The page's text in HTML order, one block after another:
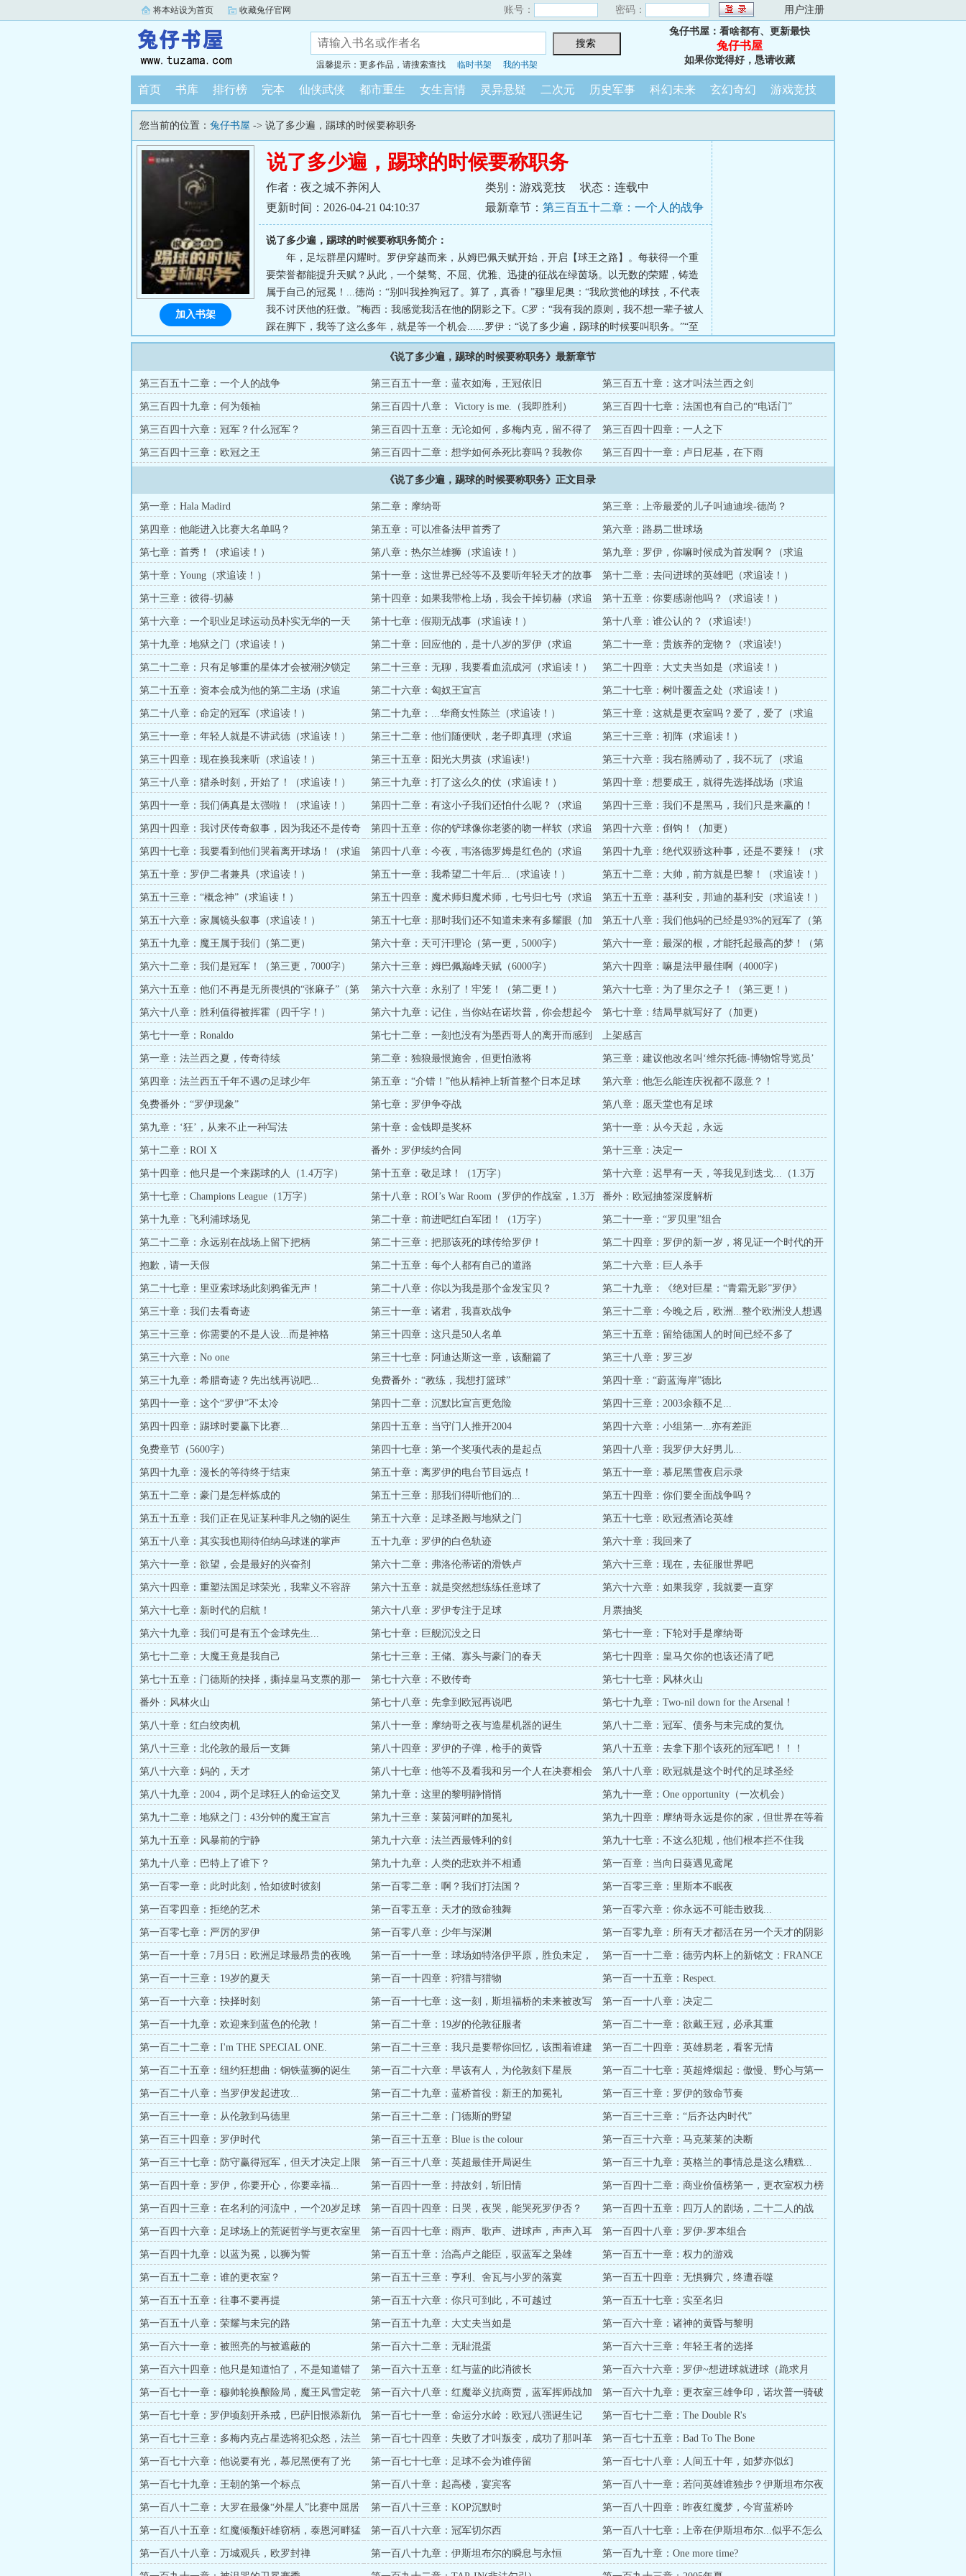
将本站设为首页 收藏兔仔官网 账号： 密码： 用户注册
温馨提示：更多作品，请搜索查找 临时书架 我的书架
兔仔书屋：看啥都有、更新最快
兔仔书屋
如果你觉得好，恳请收藏
首页 书库 排行榜 完本 仙侠武侠 都市重生 女生言情 灵异悬疑 二次元 历史军事 科幻未来 玄幻奇幻 游戏竞技
您当前的位置： 兔仔书屋 -> 说了多少遍，踢球的时候要称职务
说了多少遍，踢球的时候要称职务
作者：夜之城不养闲人 类别：游戏竞技
状态：连载中
更新时间：2026-04-21 04:10:37
最新章节： 第三百五十二章：一个人的战争
说了多少遍，踢球的时候要称职务简介：
年，足坛群星闪耀时。罗伊穿越而来，从姆巴佩天赋开始，开启【球王之路】。每获得一个重
要荣誉都能提升天赋？从此，一个桀骜、不屈、优雅、迅捷的征战在绿茵场。以无数的荣耀，铸造
属于自己的冠冕！...德尚：“别叫我拴狗冠了。算了，真香！”穆里尼奥：“我欣赏他的球技，不代表
我不讨厌他的狂傲。”梅西：我感觉我活在他的阴影之下。C罗：“我有我的原则，我不想一辈子被人
踩在脚下，我等了这么多年，就是等一个机会......罗伊：“说了多少遍，踢球的时候要叫职务。”“至
于梅罗，他两可以竞争副GOAT。”“足球世界的生态！”...
加入书架
《说了多少遍，踢球的时候要称职务》最新章节
第三百五十二章：一个人的战争 第三百五十一章：蓝衣如海，王冠依旧 第三百五十章：这才叫法兰西之剑
第三百四十九章：何为领袖 第三百四十八章： Victory is me.（我即胜利） 第三百四十七章：法国也有自己的“电话门”
第三百四十六章：冠军？什么冠军？ 第三百四十五章：无论如何，多梅内克，留不得了 第三百四十四章：一人之下
第三百四十三章：欧冠之王
第三百四十二章：想学如何杀死比赛吗？我教你
第三百四十一章：卢日尼基，在下雨
《说了多少遍，踢球的时候要称职务》正文目录
第一章：Hala Madird 第二章：摩纳哥 第三章：上帝最爱的儿子叫迪迪埃-德尚？
第四章：他能进入比赛大名单吗？ 第五章：可以准备法甲首秀了 第六章：路易二世球场
第七章：首秀！（求追读！） 第八章：热尔兰雄狮（求追读！）
第九章：罗伊，你嘛时候成为首发啊？（求追
读！）
第十章：Young（求追读！）
第十一章：这世界已经等不及要听年轻天才的故事
了（求追读！）
第十二章：去问进球的英雄吧（求追读！）
第十三章：彼得-切赫
第十四章：如果我带枪上场，我会干掉切赫（求追
读！）
第十五章：你要感谢他吗？（求追读！）
第十六章：一个职业足球运动员朴实无华的一天
（求追读！）
第十七章：假期无战事（求追读！） 第十八章：谁公认的？（求追读!）
第十九章：地狱之门（求追读！）
第二十章：回应他的，是十八岁的罗伊（求追
读！）
第二十一章：贵族养的宠物？（求追读!）
第二十二章：只有足够重的星体才会被潮汐锁定
（求追读！）
第二十三章：无聊，我要看血流成河（求追读！） 第二十四章：大丈夫当如是（求追读！）
第二十五章：资本会成为他的第二主场（求追
读！）
第二十六章：匈奴王宣言 第二十七章：树叶覆盖之处（求追读！）
第二十八章：命定的冠军（求追读！） 第二十九章：...华裔女性陈兰（求追读！）
第三十章：这就是更衣室吗？爱了，爱了（求追
读！）
第三十一章：年轻人就是不讲武德（求追读！）
第三十二章：他们随便吠，老子即真理（求追
读！）
第三十三章：初阵（求追读！）
第三十四章：现在换我来听（求追读！） 第三十五章：阳光大男孩（求追读!）
第三十六章：我右胳膊动了，我不玩了（求追
读！）
第三十八章：猎杀时刻，开始了！（求追读！） 第三十九章：打了这么久的仗（求追读！）
第四十章：想要成王，就得先选择战场（求追
读！）
第四十一章：我们俩真是太强啦！（求追读！）
第四十二章：有这小子我们还怕什么呢？（求追
读！）
第四十三章：我们不是黑马，我们只是来赢的！
（求追读！）
第四十四章：我讨厌传奇叙事，因为我还不是传奇
（求追读！）
第四十五章：你的铲球像你老婆的吻一样软（求追
读！）
第四十六章：倒钩！（加更）
第四十七章：我要看到他们哭着离开球场！（求追
读！）
第四十八章：今夜，韦洛德罗姆是红色的（求追
读！）
第四十九章：绝代双骄这种事，还是不要辣！（求
追读！）
第五十章：罗伊二者兼具（求追读！） 第五十一章：我希望二十年后...（求追读！） 第五十二章：大帅，前方就是巴黎！（求追读！）
第五十三章：“概念神”（求追读！）
第五十四章：魔术师归魔术师，七号归七号（求追
读！）
第五十五章：基利安，邦迪的基利安（求追读！）
第五十六章：家属镜头叙事（求追读！）
第五十七章：那时我们还不知道未来有多耀眼（加
更！）
第五十八章：我们他妈的已经是93%的冠军了（第
一更）
第五十九章：魔王属于我们（第二更） 第六十章：天可汗理论（第一更，5000字）
第六十一章：最深的根，才能托起最高的梦！（第
二更，5000字）
第六十二章：我们是冠军！（第三更，7000字） 第六十三章：姆巴佩巅峰天赋（6000字） 第六十四章：嘛是法甲最佳啊（4000字）
第六十五章：他们不再是无所畏惧的“张麻子”（第
一更！）
第六十六章：永别了！牢笼！（第二更！） 第六十七章：为了里尔之子！（第三更！）
第六十八章：胜利值得被挥霍（四千字！）
第六十九章：记住，当你站在诺坎普，你会想起今
晚（八千字）
第七十章：结局早就写好了（加更）
第七十一章：Ronaldo
第七十二章：一刻也没有为墨西哥人的离开而感到
哀悼...
上架感言
第一章：法兰西之夏，传奇待续 第二章：独狼最恨施舍，但更怕激将 第三章：建议他改名叫‘维尔托德-博物馆导览员’
第四章：法兰西五千年不遇の足球少年 第五章：“介错！”他从精神上斩首整个日本足球 第六章：他怎么能连庆祝都不愿意？！
免费番外：“罗伊现象” 第七章：罗伊争夺战 第八章：愿天堂也有足球
第九章：‘狂’，从来不止一种写法 第十章：金钱即是奖杯 第十一章：从今天起，永远
第十二章：ROI X 番外：罗伊续约合同 第十三章：决定一
第十四章：他只是一个来踢球的人（1.4万字） 第十五章：敬足球！（1万字）
第十六章：迟早有一天，等我见到迭戈...（1.3万
字）
第十七章：Champions League（1万字）
第十八章：ROI’s War Room（罗伊的作战室，1.3万
字）
番外：欧冠抽签深度解析
第十九章：飞利浦球场见 第二十章：前进吧红白军团！（1万字） 第二十一章：“罗贝里”组合
第二十二章：永远别在战场上留下把柄 第二十三章：把那该死的球传给罗伊！
第二十四章：罗伊的新一岁，将见证一个时代的开
启？！
抱歉，请一天假 第二十五章：每个人都有自己的道路 第二十六章：巨人杀手
第二十七章：里亚索球场此刻鸦雀无声！ 第二十八章：你以为我是那个金发宝贝？ 第二十九章：《绝对巨星：“青霜无影”罗伊》
第三十章：我们去看奇迹 第三十一章：诸君，我喜欢战争
第三十二章：今晚之后，欧洲...整个欧洲没人想遇
到我们
第三十三章：你需要的不是人设...而是神格 第三十四章：这只是50人名单 第三十五章：留给德国人的时间已经不多了
第三十六章：No one 第三十七章：阿迪达斯这一章，该翻篇了 第三十八章：罗三岁
第三十九章：希腊奇迹？先出线再说吧... 免费番外：“教练，我想打篮球” 第四十章：“蔚蓝海岸”德比
第四十一章：这个“罗伊”不太冷 第四十二章：沉默比宣言更危险 第四十三章：2003余额不足...
第四十四章：踢球时要赢下比赛... 第四十五章：当守门人推开2004 第四十六章：小组第一...亦有差距
免费章节（5600字） 第四十七章：第一个奖项代表的是起点 第四十八章：我罗伊大好男儿...
第四十九章：漫长的等待终于结束 第五十章：离罗伊的电台节目远点！ 第五十一章：慕尼黑雪夜启示录
第五十二章：豪门是怎样炼成的 第五十三章：那我们得听他们的... 第五十四章：你们要全面战争吗？
第五十五章：我们正在见证某种非凡之物的诞生 第五十六章：足球圣殿与地狱之门 第五十七章：欧冠煮酒论英雄
第五十八章：其实我也期待伯纳乌球迷的掌声 五十九章：罗伊的白色轨迹 第六十章：我回来了
第六十一章：欲望，会是最好的兴奋剂 第六十二章：弗洛伦蒂诺的滑铁卢 第六十三章：现在，去征服世界吧
第六十四章：重塑法国足球荣光，我辈义不容辞 第六十五章：就是突然想练练任意球了 第六十六章：如果我穿，我就要一直穿
第六十七章：新时代的启航！ 第六十八章：罗伊专注于足球 月票抽奖
第六十九章：我们可是有五个金球先生... 第七十章：巨舰沉没之日 第七十一章：下轮对手是摩纳哥
第七十二章：大魔王竟是我自己 第七十三章：王储、寡头与豪门的春天 第七十四章：皇马欠你的也该还清了吧
第七十五章：门德斯的抉择，撕掉皇马支票的那一
刻
第七十六章：不败传奇 第七十七章：风林火山
番外：风林火山 第七十八章：先拿到欧冠再说吧 第七十九章：Two-nil down for the Arsenal！
第八十章：红白绞肉机 第八十一章：摩纳哥之夜与造星机器的诞生 第八十二章：冠军、债务与未完成的复仇
第八十三章：北伦敦的最后一支舞 第八十四章：罗伊的子弹，枪手的黄昏 第八十五章：去拿下那个该死的冠军吧！！！
第八十六章：妈的，天才 第八十七章：他等不及看我和另一个人在决赛相会 第八十八章：欧冠就是这个时代的足球圣经
第八十九章：2004，两个足球狂人的命运交叉 第九十章：这里的黎明静悄悄 第九十一章：One opportunity（一次机会）
第九十二章：地狱之门：43分钟的魔王宣言 第九十三章：莱茵河畔的加冕礼
第九十四章：摩纳哥永远是你的家，但世界在等着
你
第九十五章：风暴前的宁静 第九十六章：法兰西最锋利的剑 第九十七章：不这么犯规，他们根本拦不住我
第九十八章：巴特上了谁下？ 第九十九章：人类的悲欢并不相通 第一百章：当向日葵遇见鸢尾
第一百零一章：此时此刻，恰如彼时彼刻 第一百零二章：啊？我们打法国？ 第一百零三章：里斯本不眠夜
第一百零四章：拒绝的艺术 第一百零五章：天才的致命独舞 第一百零六章：你永远不可能击败我...
第一百零七章：严厉的罗伊 第一百零八章：少年与深渊
第一百零九章：所有天才都活在另一个天才的阴影
里
第一百一十章：7月5日：欧洲足球最昂贵的夜晚
第一百一十一章：球场如特洛伊平原，胜负未定，
诸神沉默
第一百一十二章：德劳内杯上的新铭文：FRANCE
2004
第一百一十三章：19岁的夏天 第一百一十四章：狩猎与猎物 第一百一十五章：Respect.
第一百一十六章：抉择时刻
第一百一十七章：这一刻，斯坦福桥的未来被改写
了
第一百一十八章：决定二
第一百一十九章：欢迎来到蓝色的伦敦！ 第一百二十章：19岁的伦敦征服者 第一百二十一章：欲戴王冠，必承其重
第一百二十二章：I'm THE SPECIAL ONE.
第一百二十三章：我只是要帮你回忆，该围着谁建
队
第一百二十四章：英雄易老，看客无情
第一百二十五章：纽约狂想曲：钢铁蓝狮的诞生 第一百二十六章：早该有人，为伦敦刻下星辰
第一百二十七章：英超烽烟起：傲慢、野心与第一
战
第一百二十八章：当罗伊发起进攻... 第一百二十九章：蓝桥首役：新王的加冕礼 第一百三十章：罗伊的致命节奏
第一百三十一章：从伦敦到马德里 第一百三十二章：门德斯的野望 第一百三十三章：“后齐达内时代”
第一百三十四章：罗伊时代 第一百三十五章：Blue is the colour 第一百三十六章：马克莱莱的决断
第一百三十七章：防守赢得冠军，但天才决定上限 第一百三十八章：英超最佳开局诞生 第一百三十九章：英格兰的事情总是这么糟糕...
第一百四十章：罗伊，你要开心，你要幸福... 第一百四十一章：持故剑，斩旧情
第一百四十二章：商业价值榜第一，更衣室权力榜
第几？
第一百四十三章：在名利的河流中，一个20岁足球
天才的浮世绘
第一百四十四章：日哭，夜哭，能哭死罗伊否？
第一百四十五章：四万人的剧场，二十二人的战
争，一个人的史诗
第一百四十六章：足球场上的荒诞哲学与更衣室里
的黑色幽默
第一百四十七章：雨声、歌声、进球声，声声入耳 第一百四十八章：罗伊-罗本组合
第一百四十九章：以蓝为冕，以狮为誓 第一百五十章：治高卢之能臣，驭蓝军之枭雄 第一百五十一章：权力的游戏
第一百五十二章：谁的更衣室？ 第一百五十三章：亨利、舍瓦与小罗的落寞 第一百五十四章：无惧狮穴，终遭吞噬
第一百五十五章：往事不要再提 第一百五十六章：你只可到此，不可越过 第一百五十七章：实至名归
第一百五十八章：荣耀与未完的路 第一百五十九章：大丈夫当如是 第一百六十章：诸神的黄昏与黎明
第一百六十一章：被照亮的与被遮蔽的 第一百六十二章：无耻混蛋 第一百六十三章：年轻王者的选择
第一百六十四章：他只是知道怕了，不是知道错了
（求月票！！！）
第一百六十五章：红与蓝的此消彼长
第一百六十六章：罗伊~想进球就进球（跪求月
票！）
第一百七十一章：穆帅轮换酿险局，魔王风雪定乾
坤
第一百六十八章：红魔举义抗商贾，蓝军挥师战加
泰
第一百六十九章：更衣室三雄争印，诺坎普一骑破
城
第一百七十章：罗伊顷刻开杀戒，巴萨旧恨添新仇 第一百七十一章：命运分水岭：欧冠八强诞生记 第一百七十二章：The Double R's
第一百七十三章：多梅内克占星选将犯众怒，法兰
西双王合璧定乾坤
第一百七十四章：失败了才叫叛变，成功了那叫革
命
第一百七十五章：Bad To The Bone
第一百七十六章：他说要有光，慕尼黑便有了光 第一百七十七章：足球不会为谁停留 第一百七十八章：人间五十年，如梦亦似幻
第一百七十九章：王朝的第一个标点 第一百八十章：起高楼，宴宾客
第一百八十一章：若问英雄谁独步？伊斯坦布尔夜
相逢！
第一百八十二章：大罗在最像“外星人”比赛中屈居
第二
第一百八十三章：KOP沉默时 第一百八十四章：昨夜红魔梦，今宵蓝桥吟
第一百八十五章：红魔倾颓奸雄窃柄，泰恩河畔猛
将封神
第一百八十六章：冠军切尔西
第一百八十七章：上帝在伊斯坦布尔...似乎不怎么
灵验
第一百八十八章：万城观兵，欧罗封禅 第一百八十九章：伊斯坦布尔的瞬息与永恒 第一百九十章：One more time?